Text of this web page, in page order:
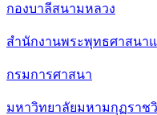
กองบาลีสนามหลวง
สำนักงานพระพุทธศาสนา
กรมการศาสนา
มหาวิทยาลัยมหามกุฏราช